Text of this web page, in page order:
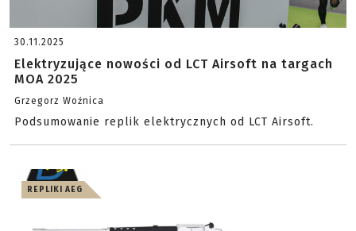
30.11.2025
Elektryzujące nowości od LCT Airsoft na targach
MOA 2025
Grzegorz Woźnica
Podsumowanie replik elektrycznych od LCT Airsoft.
REPLIKI AEG